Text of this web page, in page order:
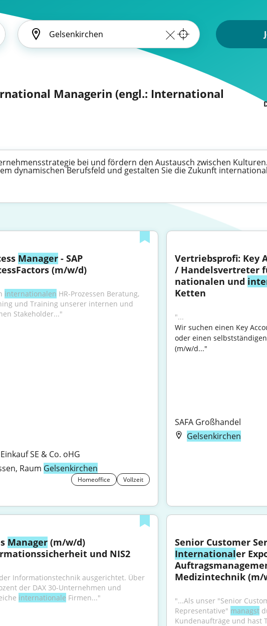
Managerin (engl.: International
bei und fördern den Austausch zwischen
dynamischen Berufsfeld und gestalten Sie die Zukunft
Manager - SAP
(m/w/d)
internationalen HR-Prozessen Beratung,
und Training unserer internen und
Stakeholder..."
SE & Co. oHG
Raum Gelsenkirchen
Homeoffice Vollzeit
Vertriebsprofi: Key
/ Handelsvertreter
nationalen und
Ketten
"...
Wir suchen einen Key
oder einen
(m/w/d..."
SAFA Großhandel
Gelsenkirchen
Manager (m/w/d)
und NIS2
Informationstechnik ausgerichtet. Über
der DAX 30-Unternehmen und
internationale Firmen..."
Internationaler
Medizintechnik (m/
"...Als unser "Senior
Representative" managst
Kundenaufträge und hast